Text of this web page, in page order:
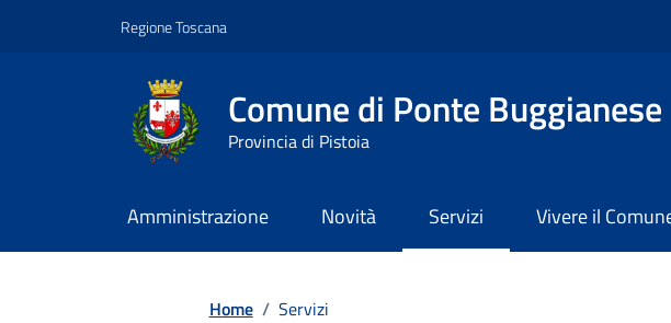
Regione Toscana
Comune di Ponte Buggianese
Provincia di Pistoia
Amministrazione Novità Servizi Vivere il
Home / Servizi